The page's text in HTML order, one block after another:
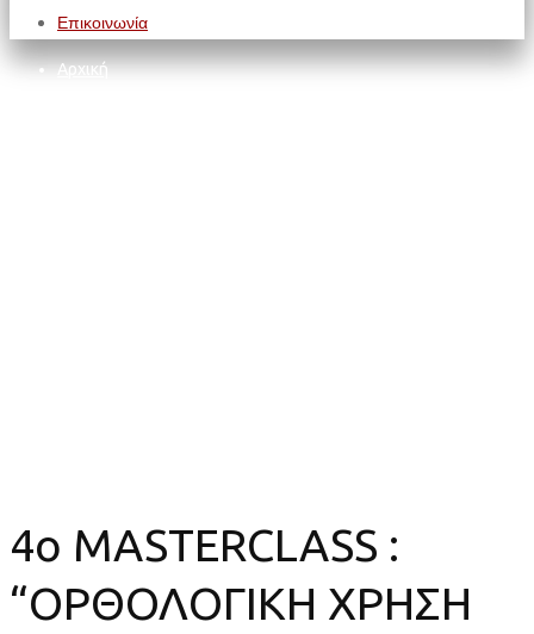
Επικοινωνία
Αρχική
4ο MASTERCLASS :
“ΟΡΘΟΛΟΓΙΚΗ ΧΡΗΣΗ